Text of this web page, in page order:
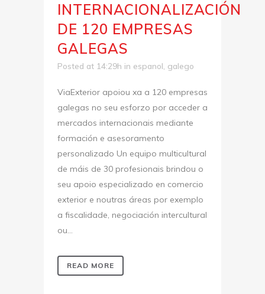
INTERNACIONALIZACIÓN
DE 120 EMPRESAS
GALEGAS
Posted at 14:29h in espanol, galego
ViaExterior apoiou xa a 120 empresas
galegas no seu esforzo por acceder a
mercados internacionais mediante
formación e asesoramento
personalizado Un equipo multicultural
de máis de 30 profesionais brindou o
seu apoio especializado en comercio
exterior e noutras áreas por exemplo
a fiscalidade, negociación intercultural
ou...
READ MORE